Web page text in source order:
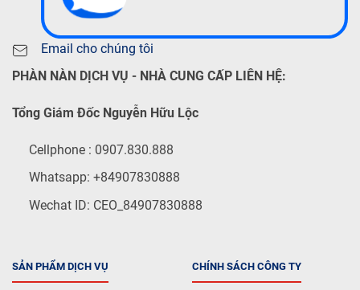
Email cho chúng tôi
PHÀN NÀN DỊCH VỤ - NHÀ CUNG CẤP LIÊN HỆ:
Tổng Giám Đốc Nguyễn Hữu Lộc
Cellphone : 0907.830.888
Whatsapp: +84907830888
Wechat ID: CEO_84907830888
SẢN PHẨM DỊCH VỤ CHÍNH SÁCH CÔNG TY